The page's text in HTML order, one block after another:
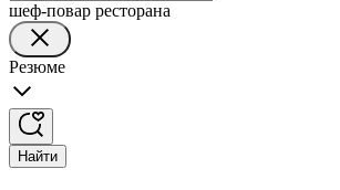
шеф-повар ресторана
Резюме
Найти